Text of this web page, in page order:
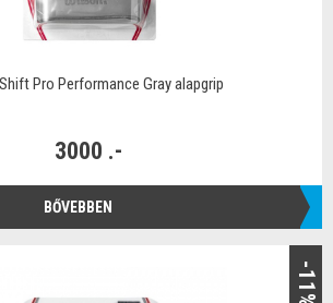
Pro Performance Gray alapgrip
3000 .-
BŐVEBBEN
-11%